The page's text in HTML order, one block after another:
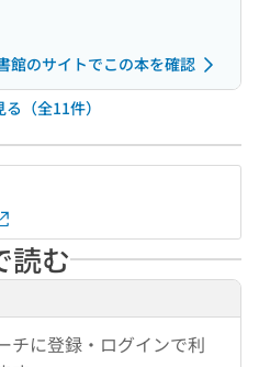
館のサイトでこの本を確認
（全11件）
読む
チに登録・ログインで利